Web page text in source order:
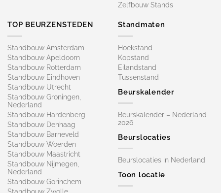
Zelfbouw Stands
TOP BEURZENSTEDEN
Standbouw Amsterdam
Standbouw Apeldoorn
Standbouw Rotterdam
Standbouw Eindhoven
Standbouw Utrecht
Standbouw Groningen,
Nederland
Standbouw Hardenberg
Standbouw Denhaag
Standbouw Barneveld
Standbouw Woerden
Standbouw Maastricht
Standbouw Nijmegen,
Nederland
Standbouw Gorinchem
Standbouw Zwolle
Standmaten
Hoekstand
Kopstand
Eilandstand
Tussenstand
Beurskalender
Beurskalender – Nederland
2026
Beurslocaties
Beurslocaties in Nederland
Toon locatie